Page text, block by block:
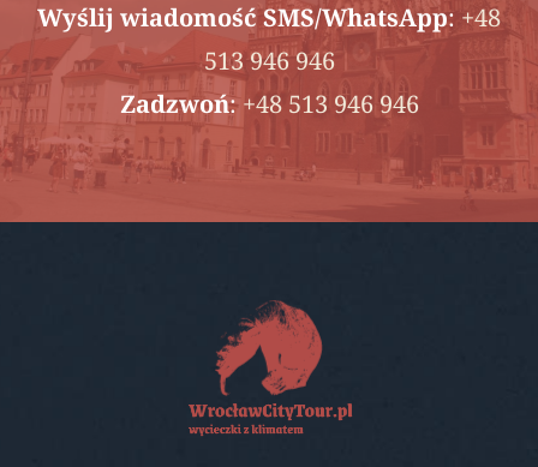
Wyślij wiadomość SMS/WhatsApp: +48
513 946 946
Zadzwoń:+48 513 946 946